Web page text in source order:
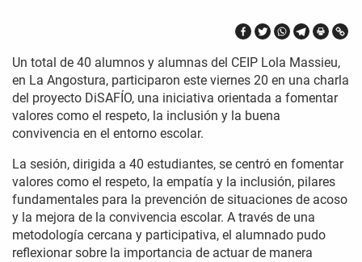
Un total de 40 alumnos y alumnas del CEIP Lola Massieu,
en La Angostura, participaron este viernes 20 en una charla
del proyecto DiSAFÍO, una iniciativa orientada a fomentar
valores como el respeto, la inclusión y la buena
convivencia en el entorno escolar.
La sesión, dirigida a 40 estudiantes, se centró en fomentar
valores como el respeto, la empatía y la inclusión, pilares
fundamentales para la prevención de situaciones de acoso
y la mejora de la convivencia escolar. A través de una
metodología cercana y participativa, el alumnado pudo
reflexionar sobre la importancia de actuar de manera